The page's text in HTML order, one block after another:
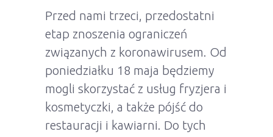
Przed nami trzeci, przedostatni
etap znoszenia ograniczeń
związanych z koronawirusem. Od
poniedziałku 18 maja będziemy
mogli skorzystać z usług fryzjera i
kosmetyczki, a także pójść do
restauracji i kawiarni. Do tych